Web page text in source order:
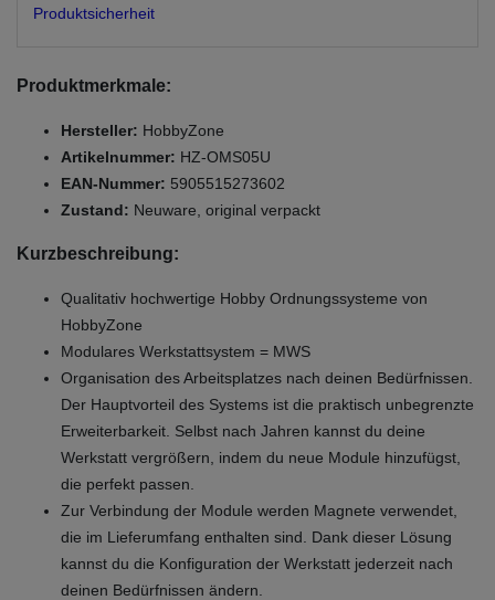
Produktsicherheit
Produktmerkmale:
Hersteller: HobbyZone
Artikelnummer: HZ-OMS05U
EAN-Nummer: 5905515273602
Zustand: Neuware, original verpackt
Kurzbeschreibung:
Qualitativ hochwertige Hobby Ordnungssysteme von
HobbyZone
Modulares Werkstattsystem = MWS
Organisation des Arbeitsplatzes nach deinen Bedürfnissen.
Der Hauptvorteil des Systems ist die praktisch unbegrenzte
Erweiterbarkeit. Selbst nach Jahren kannst du deine
Werkstatt vergrößern, indem du neue Module hinzufügst,
die perfekt passen.
Zur Verbindung der Module werden Magnete verwendet,
die im Lieferumfang enthalten sind. Dank dieser Lösung
kannst du die Konfiguration der Werkstatt jederzeit nach
deinen Bedürfnissen ändern.